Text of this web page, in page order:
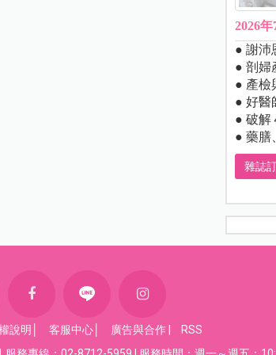
2026
● 謝沛
● 剖婦
● 產檢
● 好醫
● 破解
● 藥膳
雜誌
說明 客服中心 廣告與合作
RSS